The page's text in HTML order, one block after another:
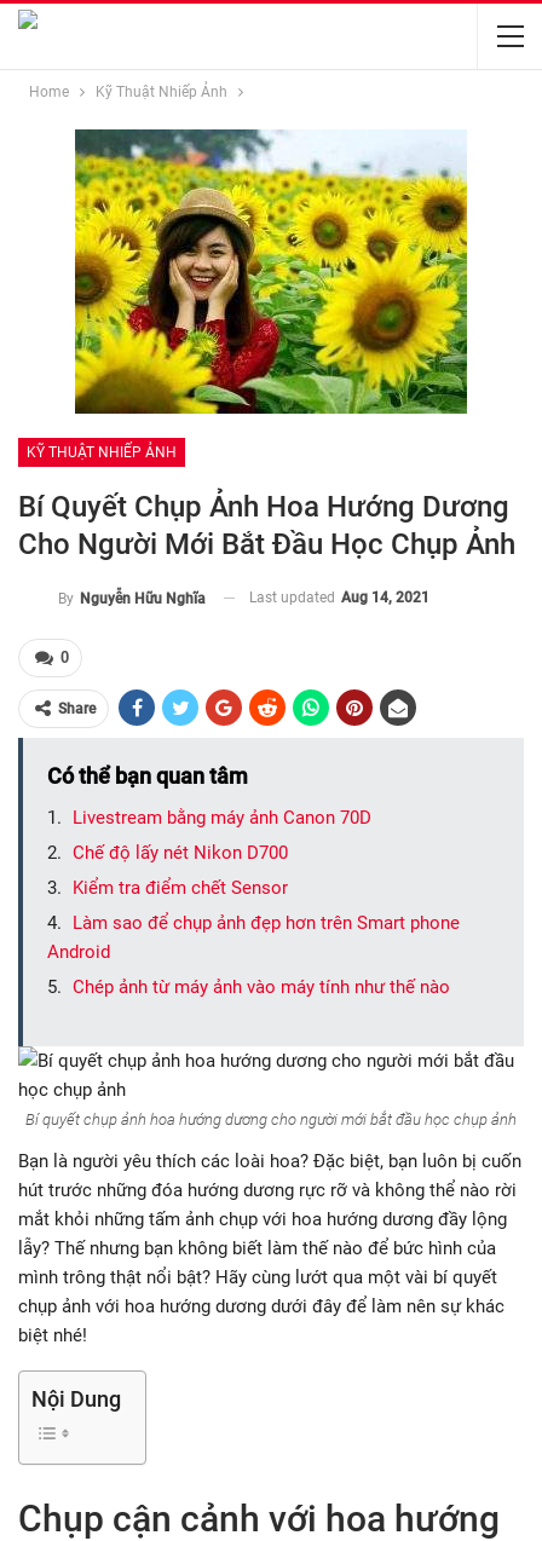
Home Kỹ Thuật Nhiếp Ảnh
KỸ THUẬT NHIẾP ẢNH
Bí Quyết Chụp Ảnh Hoa Hướng Dương
Cho Người Mới Bắt Đầu Học Chụp Ảnh
By Nguyễn Hữu Nghĩa Last updated Aug 14, 2021
0
Share
Có thể bạn quan tâm
Livestream bằng máy ảnh Canon 70D
Chế độ lấy nét Nikon D700
Kiểm tra điểm chết Sensor
Làm sao để chụp ảnh đẹp hơn trên Smart phone
Android
Chép ảnh từ máy ảnh vào máy tính như thế nào
Bí quyết chụp ảnh hoa hướng dương cho người mới bắt đầu học chụp ảnh
Bạn là người yêu thích các loài hoa? Đặc biệt, bạn luôn bị cuốn
hút trước những đóa hướng dương rực rỡ và không thể nào rời
mắt khỏi những tấm ảnh chụp với hoa hướng dương đầy lộng
lẫy? Thế nhưng bạn không biết làm thế nào để bức hình của
mình trông thật nổi bật? Hãy cùng lướt qua một vài bí quyết
chụp ảnh với hoa hướng dương dưới đây để làm nên sự khác
biệt nhé!
Nội Dung
Chụp cận cảnh với hoa hướng